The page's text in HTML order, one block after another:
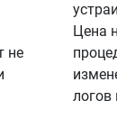
не
Цена
логов